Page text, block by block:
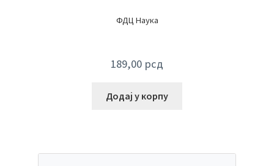
ФДЦ Наука
189,00 рсд
Додај у корпу